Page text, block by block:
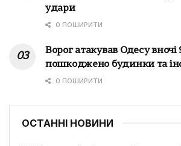
удари
0 ПОШИРИТИ
Ворог атакував Одесу вночі
пошкоджено будинки та
0 ПОШИРИТИ
ОСТАННІ НОВИНИ